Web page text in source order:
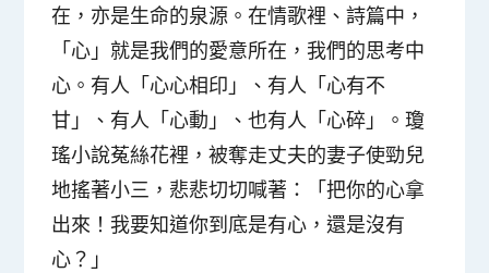
在，亦是生命的泉源。在情歌裡、詩篇中，
「心」就是我們的愛意所在，我們的思考中
心。有人「心心相印」、有人「心有不
甘」、有人「心動」、也有人「心碎」。瓊
瑤小說菟絲花裡，被奪走丈夫的妻子使勁兒
地搖著小三，悲悲切切喊著：「把你的心拿
出來！我要知道你到底是有心，還是沒有
心？」